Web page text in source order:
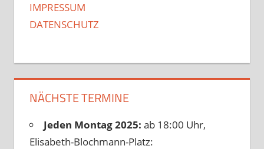
IMPRESSUM
DATENSCHUTZ
NÄCHSTE TERMINE
Jeden Montag 2025: ab 18:00 Uhr,
Elisabeth-Blochmann-Platz: